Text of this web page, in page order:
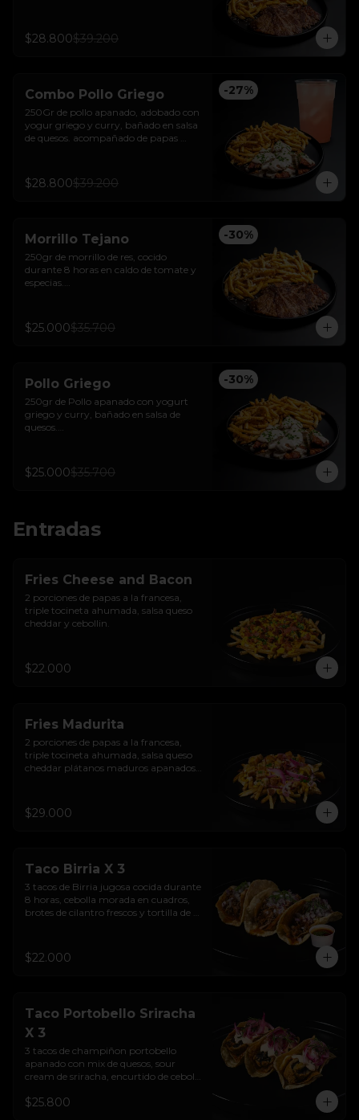
$28.800$39.200
-27%
Combo Pollo Griego
250Gr de pollo apanado, adobado con
yogur griego y curry, bañado en salsa
de quesos. acompañado de papas
$28.800$39.200
-30%
Morrillo Tejano
250gr de morrillo de res, cocido
durante 8 horas en caldo de tomate y
especias.
$25.000$35.700
-30%
Pollo Griego
250gr de Pollo apanado con yogurt
griego y curry, bañado en salsa de
quesos.
$25.000$35.700
Entradas
Fries Cheese and Bacon
2 porciones de papas a la francesa,
triple tocineta ahumada, salsa queso
cheddar y cebollin.
$22.000
Fries Madurita
2 porciones de papas a la francesa,
triple tocineta ahumada, salsa queso
cheddar plátanos maduros apanados,
$29.000
Taco Birria X 3
3 tacos de Birria jugosa cocida durante
8 horas, cebolla morada en cuadros,
brotes de cilantro frescos y tortilla de
$22.000
Taco Portobello Sriracha
X 3
3 tacos de champiñon portobello
apanado con mix de quesos, sour
cream de sriracha, encurtido de cebolla
$25.800